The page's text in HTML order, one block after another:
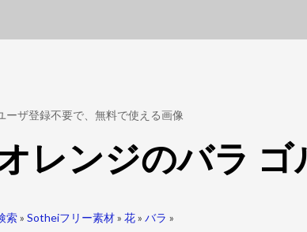
ーザ登録不要で、無料で使える画像
レンジのバラ ゴ
索» Sotheiフリー素材» 花» バラ »